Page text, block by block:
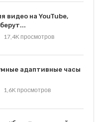
видео на YouTube,
17,4K просмотров
адаптивные часы
1,6K просмотров